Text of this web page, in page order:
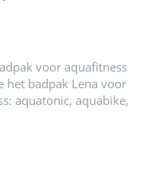
voor aquafitness
het badpak Lena voor
aquatonic, aquabike,